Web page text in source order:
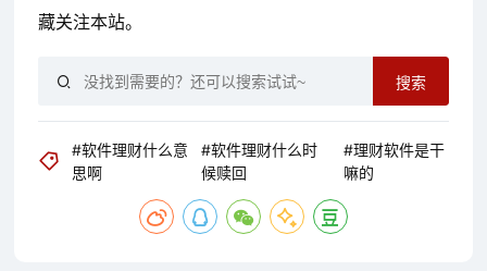
藏关注本站。
搜索
#软件理财什么意
思啊
#软件理财什么时
候赎回
#理财软件是干
嘛的